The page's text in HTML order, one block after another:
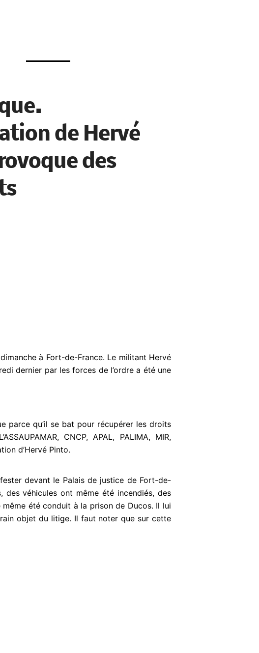
de Hervé
des
à Fort-de-France. Le militant Hervé
dernier par les forces de l’ordre a été une
parce qu’il se bat pour récupérer les droits
CNCP, APAL, PALIMA, MIR,
d’Hervé Pinto.
devant le Palais de justice de Fort-de-
véhicules ont même été incendiés, des
été conduit à la prison de Ducos. Il lui
objet du litige. Il faut noter que sur cette